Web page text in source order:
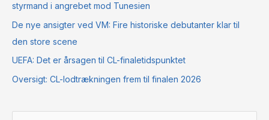
styrmand i angrebet mod Tunesien
De nye ansigter ved VM: Fire historiske debutanter klar til
den store scene
UEFA: Det er årsagen til CL-finaletidspunktet
Oversigt: CL-lodtrækningen frem til finalen 2026